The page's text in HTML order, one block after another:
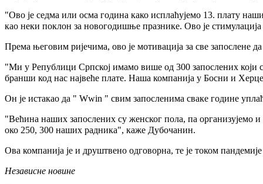
"Ово је седма или осма година како исплаћујемо 13. плату
као неки поклон за новогодишње празнике. Ово је
Према његовим ријечима, ово је мотивација за све запослене
"Ми у Републици Српској имамо више од 300 запослених који
бранши код нас највеће плате. Наша компанија у Босни и
Он је истакао да " Wwin " свим запосленима сваке године
"Већина наших запослених су женског пола, па организујемо
око 250, 300 наших радника", каже Дубочанин.
Ова компанија је и друштвено одговорна, те је током
Независне новине